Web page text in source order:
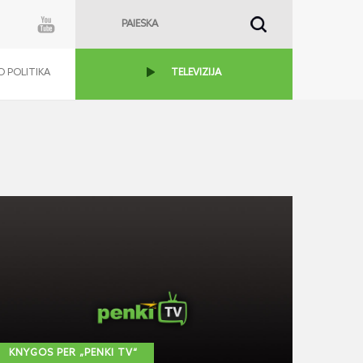
POLITIKA TELEVIZIJA
KNYGOS PER „PENKI TV“